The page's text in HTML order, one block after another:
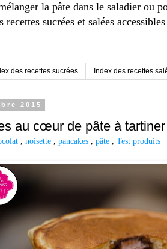
la pâte dans le saladier ou
recettes sucrées et salées
des recettes sucrées Index des recettes
2015
au cœur de pâte à
noisette pancakes pâte Test produits